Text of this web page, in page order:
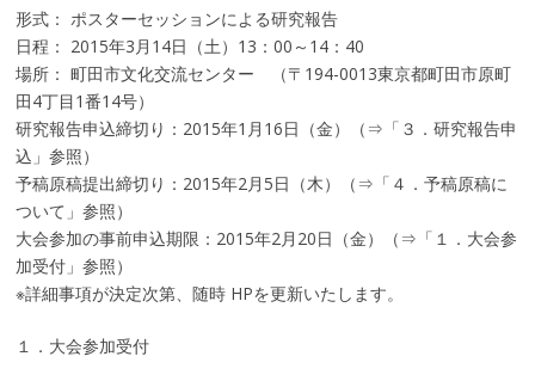
形式： ポスターセッションによる研究報告
日程： 2015年3月14日（土）13：00～14：40
場所： 町田市文化交流センター （〒194-0013東京都町田市原町
田4丁目1番14号）
研究報告申込締切り：2015年1月16日（金）（⇒「３．研究報告申
込」参照）
予稿原稿提出締切り：2015年2月5日（木）（⇒「４．予稿原稿に
ついて」参照）
大会参加の事前申込期限：2015年2月20日（金）（⇒「１．大会参
加受付」参照）
※詳細事項が決定次第、随時 HPを更新いたします。
１．大会参加受付